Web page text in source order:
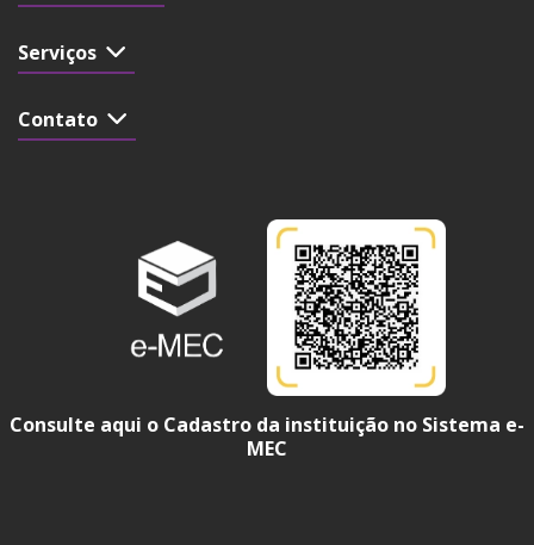
Serviços
Contato
Consulte aqui o Cadastro da instituição no Sistema e-
MEC